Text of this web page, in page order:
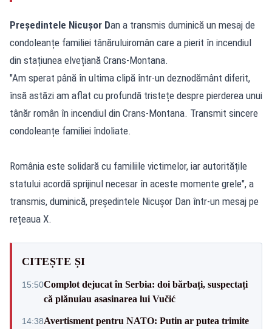
Președintele Nicușor Dan a transmis duminică un mesaj de
condoleanțe familiei tânăruluiromân care a pierit în incendiul
din stațiunea elvețiană Crans-Montana.
"Am sperat până în ultima clipă într-un deznodământ diferit,
însă astăzi am aflat cu profundă tristețe despre pierderea unui
tânăr român în incendiul din Crans-Montana. Transmit sincere
condoleanțe familiei îndoliate.
România este solidară cu familiile victimelor, iar autoritățile
statului acordă sprijinul necesar în aceste momente grele", a
transmis, duminică, președintele Nicușor Dan într-un mesaj pe
rețeaua X.
CITEȘTE ȘI
15:50Complot dejucat în Serbia: doi bărbați, suspectați
că plănuiau asasinarea lui Vučić
14:38Avertisment pentru NATO: Putin ar putea trimite